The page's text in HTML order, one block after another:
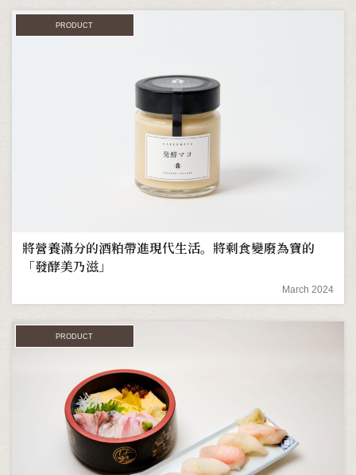
PRODUCT
將營養滿分的酒粕帶進現代生活。將剩食變廢為寶的
「發酵美乃滋」
March 2024
PRODUCT